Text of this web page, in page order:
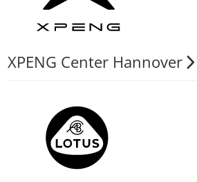
XPENG Center Hannover